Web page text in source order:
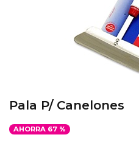
Pala P/ Canelones
AHORRA 67%